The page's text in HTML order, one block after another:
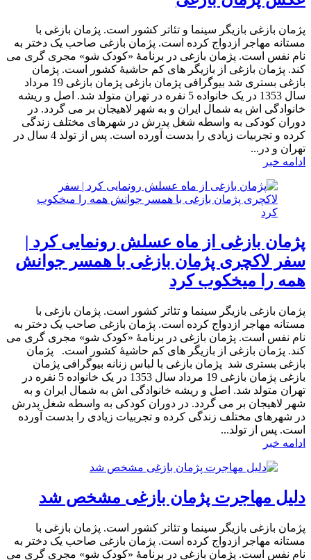
پژمان بازغی بازیگر سینما و تئاتر کشور است. پژمان بازغی با
مستانه مهاجر ازدواج کرده است. پژمان بازغی صاحب یک دختر به
نام نفس است. پژمان بازغی در برنامۀ «کودک شو» مجری گری می
کند. پژمان بازغی از بازیگر های کم حاشیۀ کشور است. پژمان
بازغی بستری شد بیوگرافی پژمان بازغی پژمان بازغی 19 مرداد
سال 1353 در یک خانواده 5 نفره در تهران متولد شد. اصل و ریشه
خانوادگی اش به شمال ایران و به شهر لاهیجان بر می گردد. در
دوران کودکی به واسطه شغل پدرش در شهرهای مختلف زندگی
کرده و تجربیات زیادی را بدست آورده است. پس از تولد 4 سال در
تهران و در...
ادامه خبر
پژمان بازغی از ماه عسلش رونمایی کرد |
سفر لاکچری پژمان بازغی با همسر جوانش
همه را میخکوب کرد
پژمان بازغی بازیگر سینما و تئاتر کشور است. پژمان بازغی با
مستانه مهاجر ازدواج کرده است. پژمان بازغی صاحب یک دختر به
نام نفس است. پژمان بازغی در برنامۀ «کودک شو» مجری گری می
کند. پژمان بازغی از بازیگر های کم حاشیۀ کشور است. پژمان
بازغی بستری شد پژمان بازغی با لباس زنانه بیوگرافی پژمان
بازغی پژمان بازغی 19 مرداد سال 1353 در یک خانواده 5 نفره در
تهران متولد شد. اصل و ریشه خانوادگی اش به شمال ایران و به
شهر لاهیجان بر می گردد. در دوران کودکی به واسطه شغل پدرش
در شهرهای مختلف زندگی کرده و تجربیات زیادی را بدست آورده
است. پس از تولد...
ادامه خبر
دلیل مهاجرت پژمان بازغی مشخص شد
پژمان بازغی بازیگر سینما و تئاتر کشور است. پژمان بازغی با
مستانه مهاجر ازدواج کرده است. پژمان بازغی صاحب یک دختر به
نام نفس است. پژمان بازغی در برنامۀ «کودک شو» مجری گری می